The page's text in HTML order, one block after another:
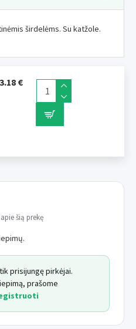
3.18 €
širdelėms. Su katžole.
šią prekę
prisijungę pirkėjai.
prašome